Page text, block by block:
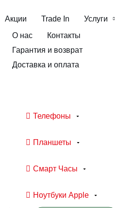
Акции Trade In
Услуги
О нас
Контакты
Гарантия и возврат
Доставка и оплата
Телефоны
Планшеты
Смарт Часы
Ноутбуки Apple